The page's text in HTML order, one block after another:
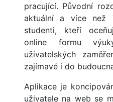
pracující. Původní
aktuální a více než
studenti, kteří
online formu
uživatelských
zajímavé i do
Aplikace je
uživatele na web se